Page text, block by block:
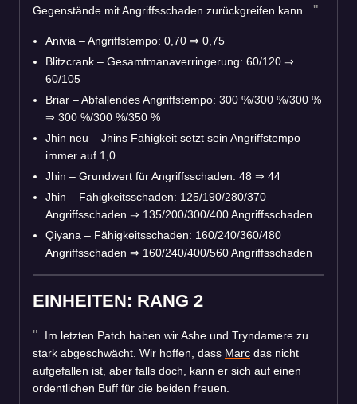
Gegenstände mit Angriffsschaden zurückgreifen kann.
Anivia – Angriffstempo: 0,70 ⇒ 0,75
Blitzcrank – Gesamtmanaverringerung: 60/120 ⇒
60/105
Briar – Abfallendes Angriffstempo: 300 %/300 %/300 %
⇒ 300 %/300 %/350 %
Jhin neu – Jhins Fähigkeit setzt sein Angriffstempo
immer auf 1,0.
Jhin – Grundwert für Angriffsschaden: 48 ⇒ 44
Jhin – Fähigkeitsschaden: 125/190/280/370
Angriffsschaden ⇒ 135/200/300/400 Angriffsschaden
Qiyana – Fähigkeitsschaden: 160/240/360/480
Angriffsschaden ⇒ 160/240/400/560 Angriffsschaden
EINHEITEN: RANG 2
Im letzten Patch haben wir Ashe und Tryndamere zu
stark abgeschwächt. Wir hoffen, dass Marc das nicht
aufgefallen ist, aber falls doch, kann er sich auf einen
ordentlichen Buff für die beiden freuen.